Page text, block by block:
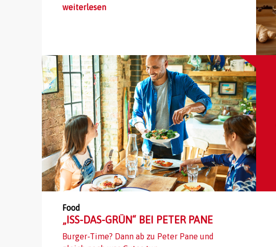
weiterlesen
Food
„ISS-DAS-GRÜN“ BEI PETER PANE
Burger-Time? Dann ab zu Peter Pane und